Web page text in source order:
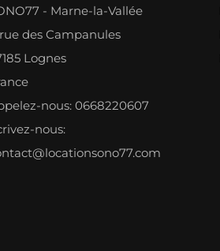
- Marne-la-Vallée
des Campanules
Lognes
nous: 0668220607
nous: